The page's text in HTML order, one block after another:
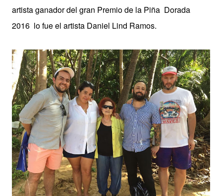
artista ganador del gran Premio de la Piña Dorada
2016 lo fue el artista Daniel Lind Ramos.